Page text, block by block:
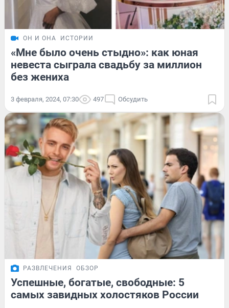
ОН И ОНА ИСТОРИИ
«Мне было очень стыдно»: как юная
невеста сыграла свадьбу за миллион
без жениха
3 февраля, 2024, 07:30 497 Обсудить
РАЗВЛЕЧЕНИЯ ОБЗОР
Успешные, богатые, свободные: 5
самых завидных холостяков России